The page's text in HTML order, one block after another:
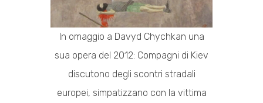
In omaggio a Davyd Chychkan una
sua opera del 2012: Compagni di Kiev
discutono degli scontri stradali
europei, simpatizzano con la vittima